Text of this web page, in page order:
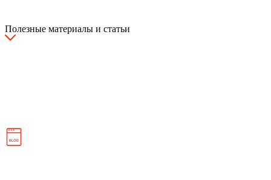
Полезные материалы и статьи